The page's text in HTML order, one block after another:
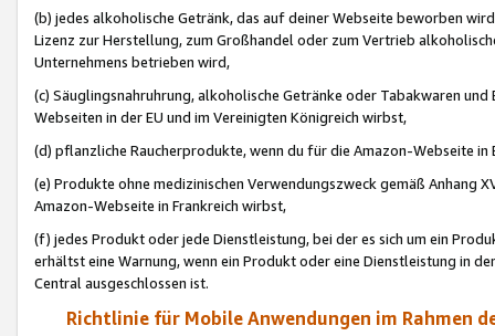
(b) jedes alkoholische Getränk, das auf deiner Webseite beworben
Lizenz zur Herstellung, zum Großhandel oder zum Vertrieb
Unternehmens betrieben wird,
(c) Säuglingsnahruhrung, alkoholische Getränke oder Tabakwaren
Webseiten in der EU und im Vereinigten Königreich wirbst,
(d) pflanzliche Raucherprodukte, wenn du für die Amazon-Webseite in
(e) Produkte ohne medizinischen Verwendungszweck gemäß Anhang
Amazon-Webseite in Frankreich wirbst,
(f) jedes Produkt oder jede Dienstleistung, bei der es sich um ein
erhältst eine Warnung, wenn ein Produkt oder eine Dienstleistung in
Central ausgeschlossen ist.
Richtlinie für Mobile Anwendungen im Rahmen